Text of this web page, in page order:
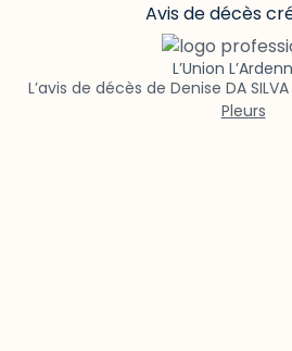
Avis de décès
L’Union
L’avis de décès de Denise DA
Pleurs